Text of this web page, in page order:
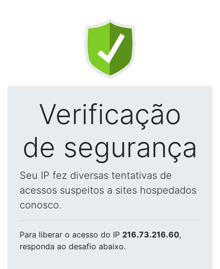
Verificação
de segurança
Seu IP fez diversas tentativas de
acessos suspeitos a sites hospedados
conosco.
Para liberar o acesso do IP 216.73.216.60,
responda ao desafio abaixo.